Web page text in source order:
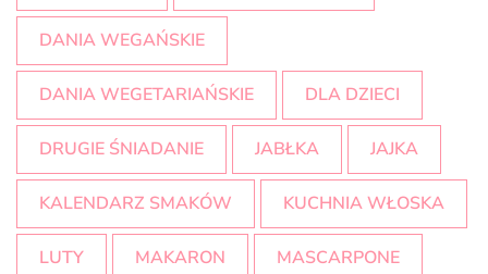
DANIA WEGAŃSKIE
DANIA WEGETARIAŃSKIE DLA DZIECI
DRUGIE ŚNIADANIE JABŁKA JAJKA
KALENDARZ SMAKÓW KUCHNIA WŁOSKA
LUTY MAKARON MASCARPONE